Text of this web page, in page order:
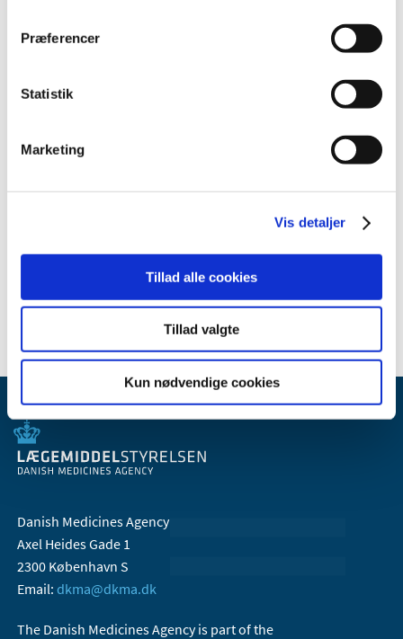
Præferencer
Statistik
Marketing
Vis detaljer
Tillad alle cookies
Tillad valgte
Kun nødvendige cookies
2012 (11)
June (3)
March (2)
January (1)
2006 (10)
Danish Medicines Agency
Axel Heides Gade 1
2300 København S
Email: dkma@dkma.dk
The Danish Medicines Agency is part of the